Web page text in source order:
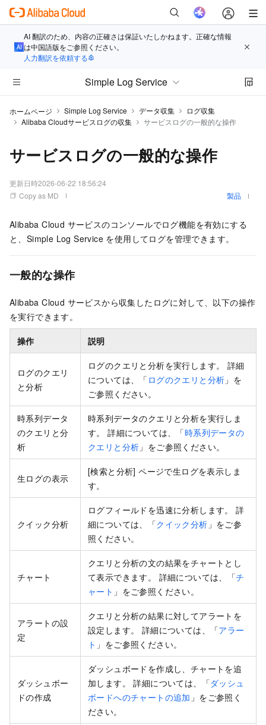
AI 翻訳のため、内容の正確さは保証いたしかねます。正確な情報
は中国語版をご参照ください。
人力翻訳を依頼する
Simple Log Service
ホームページ Simple Log Service データ収集
ログ収集
Alibaba Cloudサービスログの収集
サービスログの一般的な操作
サービスログの一般的な操作
更新日時2026-06-22 18:56:24
Copy as MD
製品
Alibaba Cloud サービスのコンソールでログ機能を有効にする
と、Simple Log Service を使用してログを管理できます。
一般的な操作
Alibaba Cloud サービスから収集したログに対して、以下の操作
を実行できます。
操作 説明
ログのクエリ
と分析
ログのクエリと分析を実行します。 詳細
については、「 ログのクエリと分析 」を
ご参照ください。
時系列データ
のクエリと分
析
時系列データのクエリと分析を実行しま
す。 詳細については、「時系列データの
クエリと分析 」をご参照ください。
生ログの表示
[検索と分析] ページで生ログを表示しま
す。
クイック分析
ログフィールドを迅速に分析します。 詳
細については、「クイック分析 」をご参
照ください。
チャート
クエリと分析の文の結果をチャートとし
て表示できます。 詳細については、「チ
ャート 」をご参照ください。
アラートの設
定
クエリと分析の結果に対してアラートを
設定します。 詳細については、「アラー
ト 」をご参照ください。
ダッシュボー
ドの作成
ダッシュボードを作成し、チャートを追
加します。 詳細については、「ダッシュ
ボードへのチャートの追加 」をご参照く
ださい。